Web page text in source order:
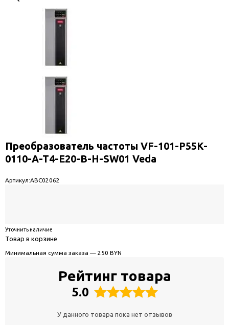
Преобразователь частоты VF-101-P55K-
0110-A-T4-E20-B-H-SW01 Veda
Артикул:ABC02062
Уточнить наличие
Товар в корзине
Минимальная сумма заказа — 250 BYN
Рейтинг товара
5.0
У данного товара пока нет отзывов